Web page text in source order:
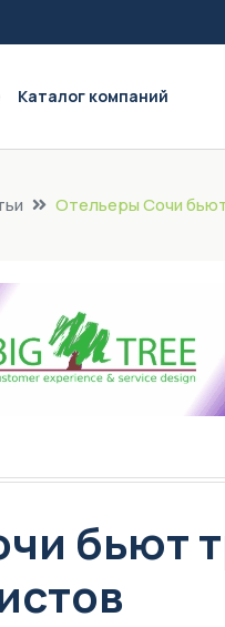
Каталог компаний
Отельеры Сочи
бьют